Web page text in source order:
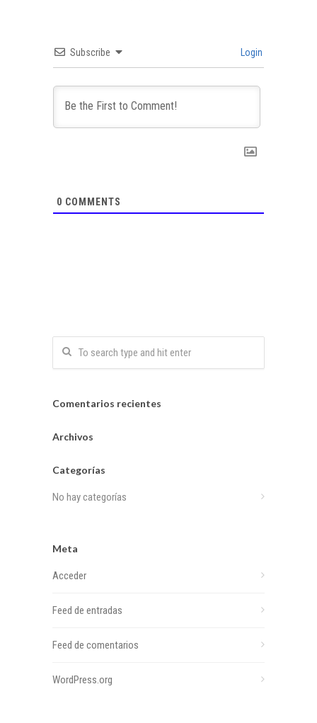
Subscribe Login
0 COMMENTS
Comentarios recientes
Archivos
Categorías
No hay categorías
Meta
Acceder
Feed de entradas
Feed de comentarios
WordPress.org